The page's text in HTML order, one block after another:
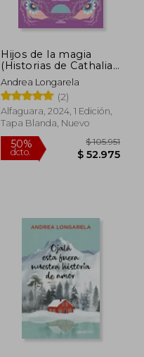
50%
Hijos de la magia
(Historias de Cathalian
2)
Andrea Longarela
(2)
Alfaguara, 2024, 1 Edición,
Tapa Blanda, Nuevo